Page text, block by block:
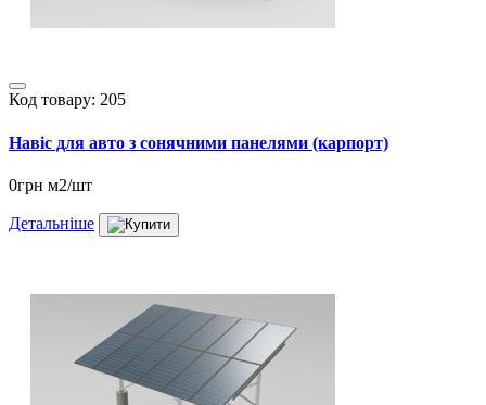
Код товару: 205
Навіс для авто з сонячними панелями (карпорт)
0грн м2/шт
Детальніше